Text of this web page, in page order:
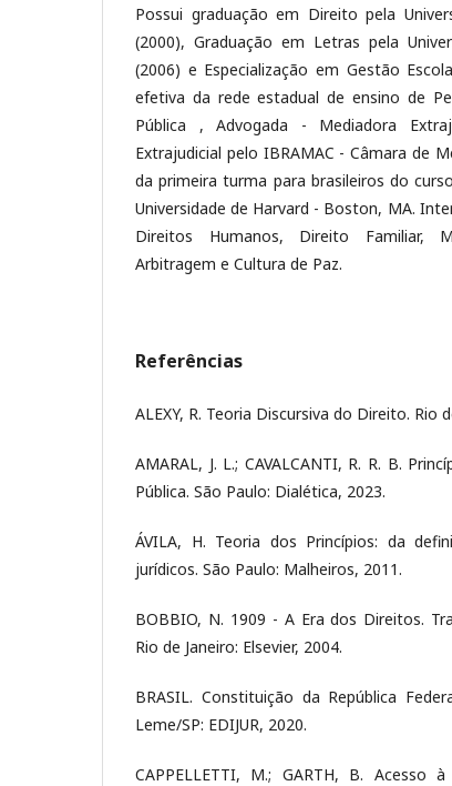
Possui graduação em Direito pela
(2000), Graduação em Letras pela
(2006) e Especialização em Gestão
efetiva da rede estadual de ensino de
Pública , Advogada - Mediadora
Extrajudicial pelo IBRAMAC - Câmara de
da primeira turma para brasileiros do
Universidade de Harvard - Boston, MA.
Direitos Humanos, Direito Familiar,
Arbitragem e Cultura de Paz.
Referências
ALEXY, R. Teoria Discursiva do Direito. Rio
AMARAL, J. L.; CAVALCANTI, R. R. B.
Pública. São Paulo: Dialética, 2023.
ÁVILA, H. Teoria dos Princípios: da
jurídicos. São Paulo: Malheiros, 2011.
BOBBIO, N. 1909 - A Era dos Direitos.
Rio de Janeiro: Elsevier, 2004.
BRASIL. Constituição da República
Leme/SP: EDIJUR, 2020.
CAPPELLETTI, M.; GARTH, B. Acesso